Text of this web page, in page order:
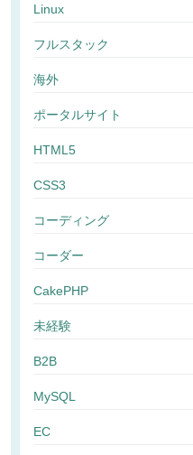
Linux
フルスタック
海外
ポータルサイト
HTML5
CSS3
コーディング
コーダー
CakePHP
未経験
B2B
MySQL
EC